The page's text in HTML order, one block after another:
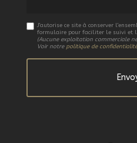
J'autorise ce site à conserver
formulaire pour faciliter le suivi et
(Aucune exploitation commerciale
Voir notre politique de